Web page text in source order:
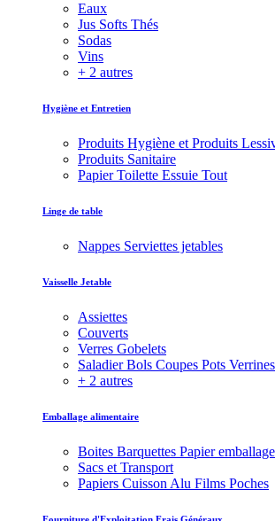
Eaux
Jus Softs Thés
Sodas
Vins
+ 2 autres
Hygiène et Entretien
Produits Hygiène et Produits
Produits Sanitaire
Papier Toilette Essuie Tout
Linge de table
Nappes Serviettes jetables
Vaisselle Jetable
Assiettes
Couverts
Verres Gobelets
Saladier Bols Coupes Pots Verrines
+ 2 autres
Emballage alimentaire
Boites Barquettes Papier
Sacs et Transport
Papiers Cuisson Alu Films Poches